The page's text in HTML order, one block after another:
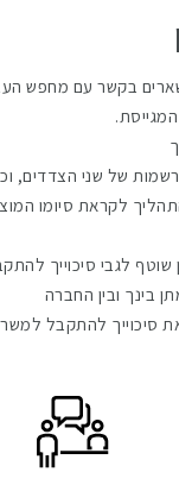
בקשר עם מחפש
של שני הצדדים,
לקראת סיומו
שוטף לגבי סיכוייך
בינך ובין החברה
סיכוייך להתקבל